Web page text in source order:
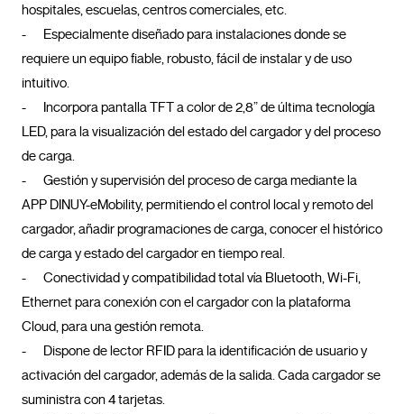
hospitales, escuelas, centros comerciales, etc.
-	Especialmente diseñado para instalaciones donde se
requiere un equipo fiable, robusto, fácil de instalar y de uso
intuitivo.
-	Incorpora pantalla TFT a color de 2,8” de última tecnología
LED, para la visualización del estado del cargador y del proceso
de carga.
-	Gestión y supervisión del proceso de carga mediante la
APP DINUY-eMobility, permitiendo el control local y remoto del
cargador, añadir programaciones de carga, conocer el histórico
de carga y estado del cargador en tiempo real.
-	Conectividad y compatibilidad total vía Bluetooth, Wi-Fi,
Ethernet para conexión con el cargador con la plataforma
Cloud, para una gestión remota.
-	Dispone de lector RFID para la identificación de usuario y
activación del cargador, además de la salida. Cada cargador se
suministra con 4 tarjetas.